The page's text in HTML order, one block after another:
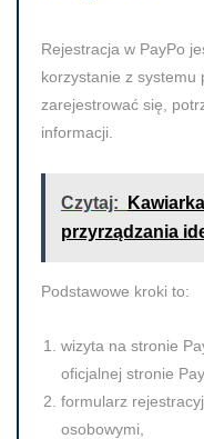
Rejestracja w PayPo
korzystanie z systemu
zarejestrować się,
informacji.
Czytaj:
przyrządzania
Podstawowe kroki to:
wizyta na stronie
oficjalnej stronie
formularz
osobowymi,